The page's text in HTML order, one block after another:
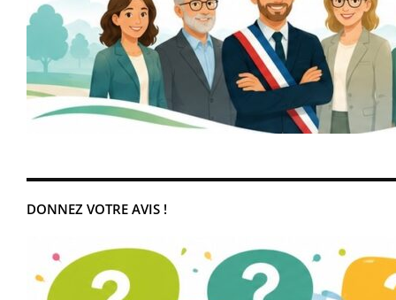
DONNEZ VOTRE AVIS !